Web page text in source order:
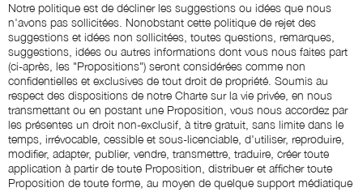
Notre politique est de décliner les suggestions ou idées que nous
n'avons pas sollicitées. Nonobstant cette politique de rejet des
suggestions et idées non sollicitées, toutes questions, remarques,
suggestions, idées ou autres informations dont vous nous faites part
(ci-après, les "Propositions") seront considérées comme non
confidentielles et exclusives de tout droit de propriété. Soumis au
respect des dispositions de notre Charte sur la vie privée, en nous
transmettant ou en postant une Proposition, vous nous accordez par
les présentes un droit non-exclusif, à titre gratuit, sans limite dans le
temps, irrévocable, cessible et sous-licenciable, d'utiliser, reproduire,
modifier, adapter, publier, vendre, transmettre, traduire, créer toute
application à partir de toute Proposition, distribuer et afficher toute
Proposition de toute forme, au moyen de quelque support médiatique